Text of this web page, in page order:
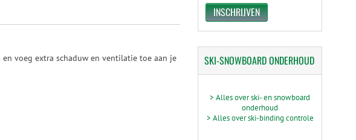
voeg extra schaduw en ventilatie toe aan je
SKI-SNOWBOARDONDERHOUD
> Alles over ski- en snowboard
onderhoud
> Alles over ski-binding controle